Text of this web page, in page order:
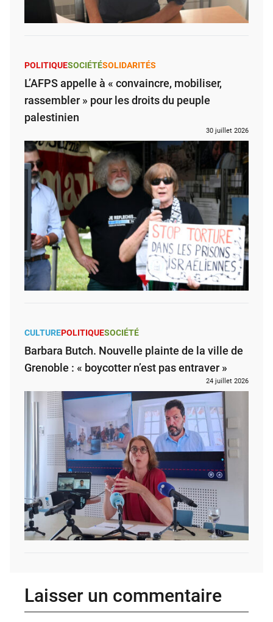
POLITIQUESOCIÉTÉSOLIDARITÉS
L’AFPS appelle à « convaincre, mobiliser,
rassembler » pour les droits du peuple
palestinien
30 juillet 2026
CULTUREPOLITIQUESOCIÉTÉ
Barbara Butch. Nouvelle plainte de la ville de
Grenoble : « boycotter n’est pas entraver »
24 juillet 2026
Laisser un commentaire